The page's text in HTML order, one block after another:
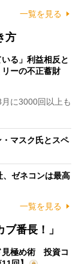
一覧を見る
方
る」利益相反と
ーの不正蓄財
に3000回以上も
・マスク氏とスペ
、ゼネコンは最高
一覧を見る
番長！」
見極め術 投資コ